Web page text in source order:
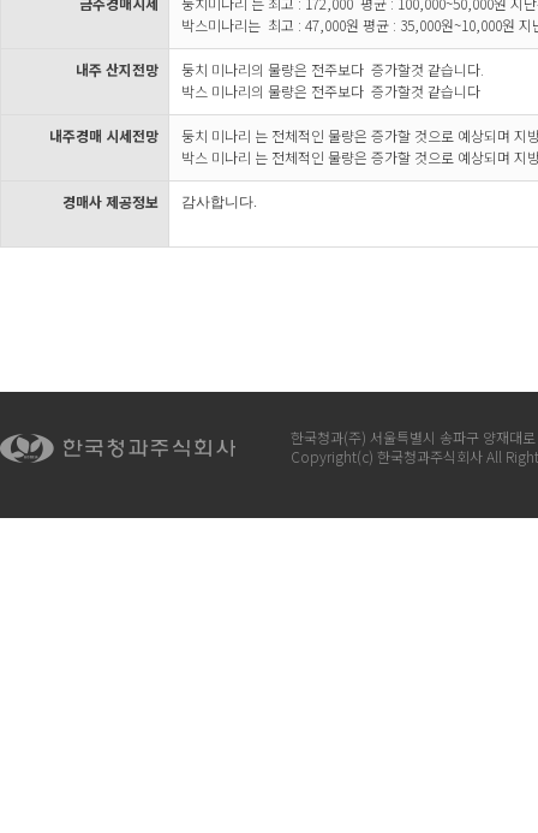
박스미나리는 최고 : 47,000원 평균 : 35,000원~10,000원 지
내주 산지전망
둥치 미나리의 물량은 전주보다 증가할것 같습니다.
박스 미나리의 물량은 전주보다 증가할것 같습니다
내주경매 시세전망
둥치 미나리 는 전체적인 물량은 증가할 것으로 예상되며
박스 미나리 는 전체적인 물량은 증가할 것으로 예상되며
경매사 제공정보 감사합니다.
한국청과(주) 서울특별시 송파구 양재대
Copyright(c) 한국청과주식회사 All